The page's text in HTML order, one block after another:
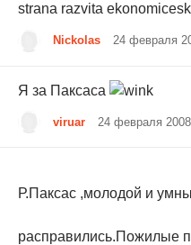
strana razvita
Nickolas 24 февраля
Я за Паксаса
viruar 24 февраля
Р.Паксас ,молодой и
расправились.Пожилые